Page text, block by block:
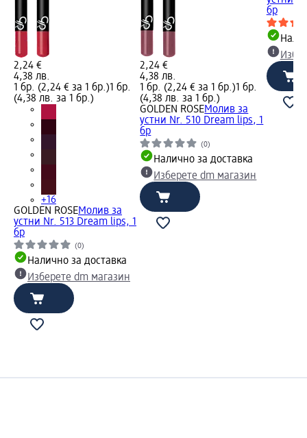
2,24 €
4,38 лв.
1 бр. (2,24 € за 1 бр.)1 бр.
(4,38 лв. за 1 бр.)
+16
GOLDEN ROSEМолив за
устни Nr. 513 Dream lips, 1
бр
(0)
Налично за доставка
Изберете dm магазин
2,24 €
4,38 лв.
1 бр. (2,24 € за 1 бр.)1 бр.
(4,38 лв. за 1 бр.)
GOLDEN ROSEМолив за
устни Nr. 510 Dream lips, 1
бр
(0)
Налично за доставка
Изберете dm магазин
бр